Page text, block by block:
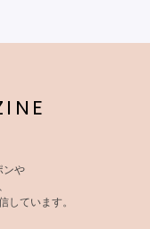
ンや
しています。